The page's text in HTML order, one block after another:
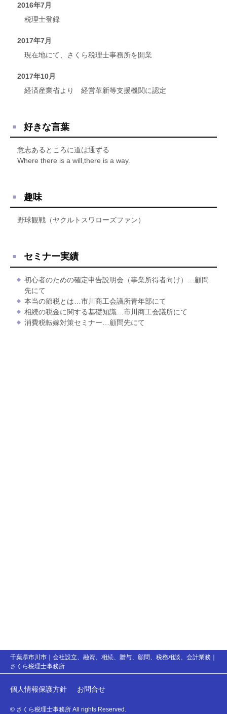
2016年7月
税理士登録
2017年7月
現在地にて、さくら税理士事務所を開業
2017年10月
経済産業省より 経営革新等支援機関に認定
好きな言葉
意志あるところに道は通ずる
Where there is a will,there is a way.
趣味
野球観戦（ヤクルトスワローズファン）
セミナー実績
初心者のための確定申告説明会（事業所得者向け）…顧問
先にて
本当の節税とは…市川商工会議所青年部にて
相続の税金に関する基礎知識…市川商工会議所にて
消費税転嫁対策セミナー…顧問先にて
千葉県市川市｜会社設立、融資、相続、贈与、顧問、税務相談、会計業務｜
さくら税理士事務所
個人情報保護方針 お問合せ
© さくら税理士事務所 All rights Reserved.